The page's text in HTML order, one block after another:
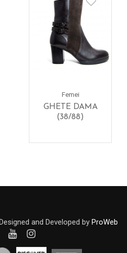
Femei
GHETE DAMA
(38/88)
and Developed by ProWeb